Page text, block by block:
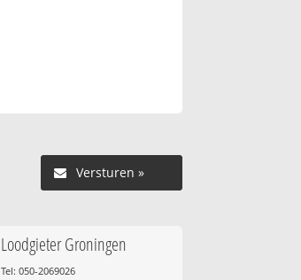
Versturen »
Loodgieter Groningen
Tel: 050-2069026